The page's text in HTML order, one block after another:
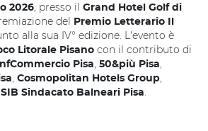
2026, presso il
Grand Hotel Golf di
del
Premio Letterario Il
alla sua IV° edizione. L'evento è
Litorale Pisano con il contributo di
Pisa, 50&più Pisa,
, Cosmopolitan Hotels Group,
SIB Sindacato Balneari Pisa.